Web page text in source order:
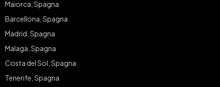
Maiorca, Spagna
Barcellona, Spagna
Madrid, Spagna
Malaga, Spagna
Costa del Sol, Spagna
Tenerife, Spagna